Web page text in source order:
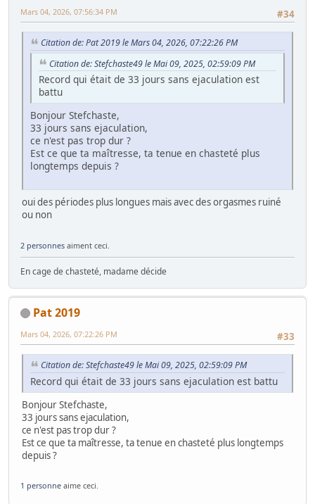
#34
Mars 04, 2026, 07:56:34 PM
Citation de: Pat 2019 le Mars 04, 2026, 07:22:26 PM
Citation de: Stefchaste49 le Mai 09, 2025, 02:59:09 PM
Record qui était de 33 jours sans ejaculation est
battu
Bonjour Stefchaste,
33 jours sans ejaculation,
ce n'est pas trop dur ?
Est ce que ta maîtresse, ta tenue en chasteté plus
longtemps depuis ?
oui des périodes plus longues mais avec des orgasmes ruiné
ou non
2 personnes aiment ceci.
En cage de chasteté, madame décide
Pat 2019
#33
Mars 04, 2026, 07:22:26 PM
Citation de: Stefchaste49 le Mai 09, 2025, 02:59:09 PM
Record qui était de 33 jours sans ejaculation est battu
Bonjour Stefchaste,
33 jours sans ejaculation,
ce n'est pas trop dur ?
Est ce que ta maîtresse, ta tenue en chasteté plus longtemps
depuis ?
1 personne aime ceci.